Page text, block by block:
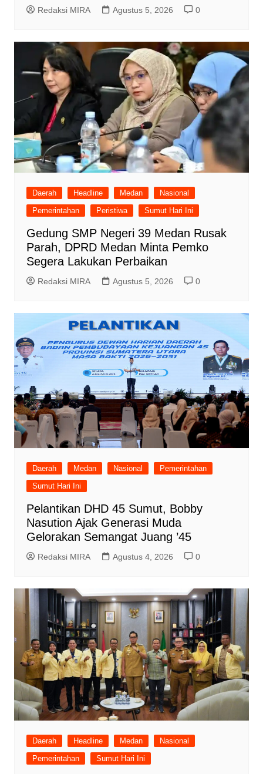
Redaksi MIRA Agustus 5, 2026 0
Daerah Headline Medan
Nasional
Pemerintahan
Peristiwa Sumut Hari Ini
Gedung SMP Negeri 39 Medan Rusak
Parah, DPRD Medan Minta Pemko
Segera Lakukan Perbaikan
Redaksi MIRA Agustus 5, 2026 0
Daerah Medan Nasional
Pemerintahan
Sumut Hari Ini
Pelantikan DHD 45 Sumut, Bobby
Nasution Ajak Generasi Muda
Gelorakan Semangat Juang ’45
Redaksi MIRA Agustus 4, 2026 0
Daerah Headline Medan
Nasional
Pemerintahan
Sumut Hari Ini